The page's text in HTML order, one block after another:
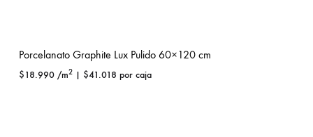
Porcelanato Graphite Lux Pulido 60×120 cm
$18.990 /m2 | $41.018 por caja